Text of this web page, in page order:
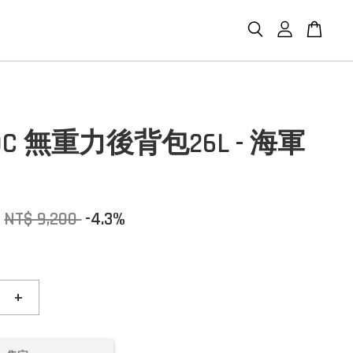
無重力後背包26L - 海軍
NT$ 9,200-4.3%
+